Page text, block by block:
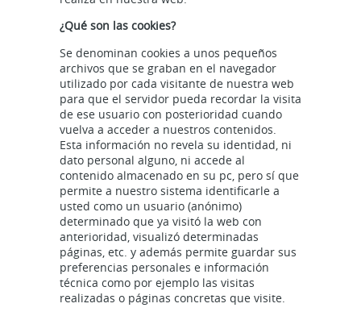
¿Qué son las cookies?
Se denominan cookies a unos pequeños
archivos que se graban en el navegador
utilizado por cada visitante de nuestra web
para que el servidor pueda recordar la visita
de ese usuario con posterioridad cuando
vuelva a acceder a nuestros contenidos.
Esta información no revela su identidad, ni
dato personal alguno, ni accede al
contenido almacenado en su pc, pero sí que
permite a nuestro sistema identificarle a
usted como un usuario (anónimo)
determinado que ya visitó la web con
anterioridad, visualizó determinadas
páginas, etc. y además permite guardar sus
preferencias personales e información
técnica como por ejemplo las visitas
realizadas o páginas concretas que visite.